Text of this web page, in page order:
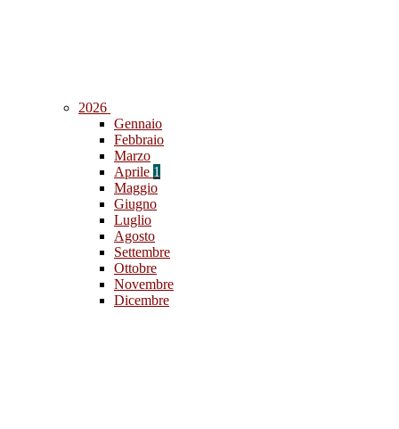
2026
Gennaio
Febbraio
Marzo
Aprile 1
Maggio
Giugno
Luglio
Agosto
Settembre
Ottobre
Novembre
Dicembre